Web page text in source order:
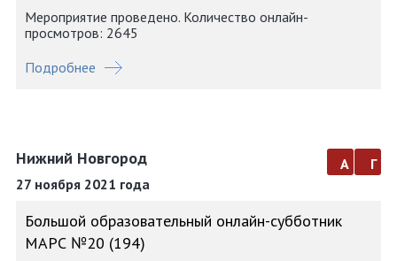
Мероприятие проведено. Количество онлайн-
просмотров: 2645
Подробнее
Нижний Новгород
27 ноября 2021 года
а г
Большой образовательный онлайн-субботник
МАРС №20 (194)